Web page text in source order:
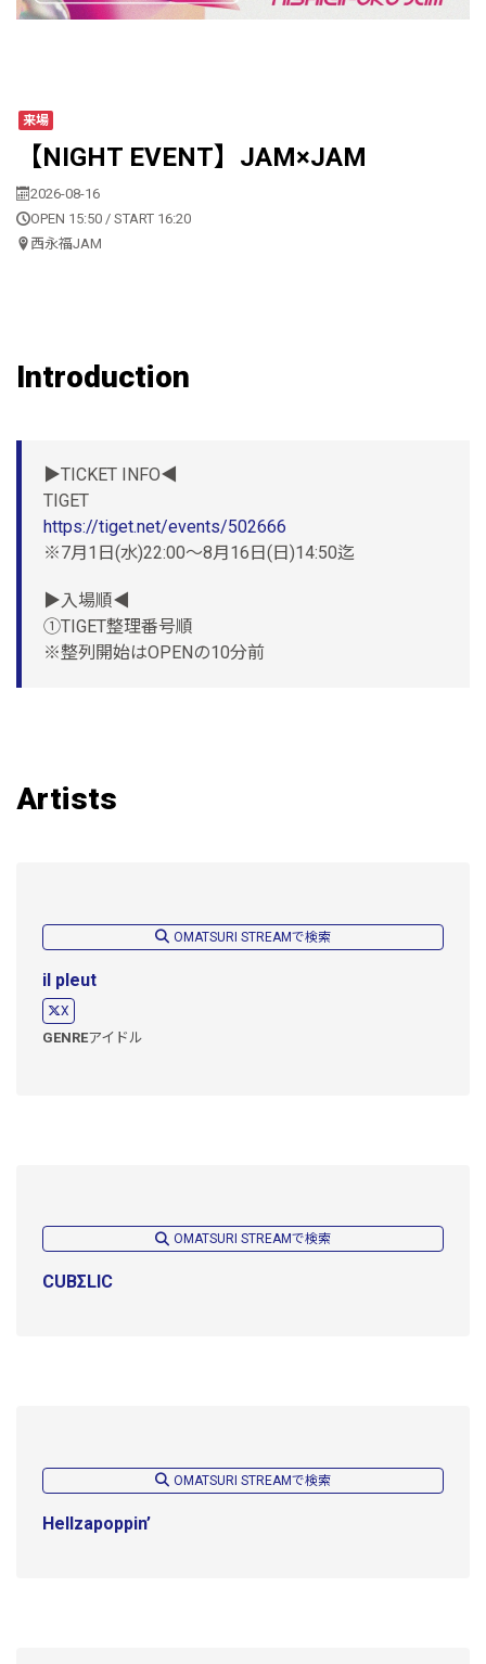
来場
【NIGHT EVENT】JAM×JAM
2026-08-16
OPEN 15:50 / START 16:20
西永福JAM
Introduction
▶TICKET INFO◀
TIGET
https://tiget.net/events/502666
※7月1日(水)22:00〜8月16日(日)14:50迄
▶入場順◀
①TIGET整理番号順
※整列開始はOPENの10分前
Artists
OMATSURI STREAMで検索
il pleut
X
GENREアイドル
OMATSURI STREAMで検索
CUBΣLIC
OMATSURI STREAMで検索
Hellzapoppin’